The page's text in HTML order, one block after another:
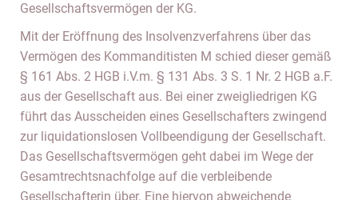
Gesellschaftsvermögen der KG.
Mit der Eröffnung des Insolvenzverfahrens über das
Vermögen des Kommanditisten M schied dieser gemäß
§ 161 Abs. 2 HGB i.V.m. § 131 Abs. 3 S. 1 Nr. 2 HGB a.F.
aus der Gesellschaft aus. Bei einer zweigliedrigen KG
führt das Ausscheiden eines Gesellschafters zwingend
zur liquidationslosen Vollbeendigung der Gesellschaft.
Das Gesellschaftsvermögen geht dabei im Wege der
Gesamtrechtsnachfolge auf die verbleibende
Gesellschafterin über. Eine hiervon abweichende